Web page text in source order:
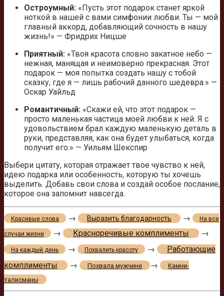
Остроумный: «Пусть этот подарок станет яркой
ноткой в нашей с вами симфонии любви. Ты — мой
главный аккорд, добавляющий сочность в нашу
жизнь!» — Фридрих Ницше
Приятный: «Твоя красота словно закатное небо —
нежная, манящая и неимоверно прекрасная. Этот
подарок — моя попытка создать нашу с тобой
сказку, где я — лишь рабочий данного шедевра.» —
Оскар Уайльд
Романтичный: «Скажи ей, что этот подарок —
просто маленькая частица моей любви к ней. Я с
удовольствием брал каждую маленькую деталь в
руки, представляя, как она будет улыбаться, когда
получит его.» — Уильям Шекспир
Выбери цитату, которая отражает твое чувство к ней,
идею подарка или особенность, которую ты хочешь
выделить. Добавь свои слова и создай особое послание,
которое она запомнит навсегда.
Красивые слова → Выразить благодарность → На все
случаи жизни → Красноречивые комплименты →
На каждый день → Похвалить красоту →
Работающие
комплименты
→ Похвала мужчине →
Камни-
талисманы